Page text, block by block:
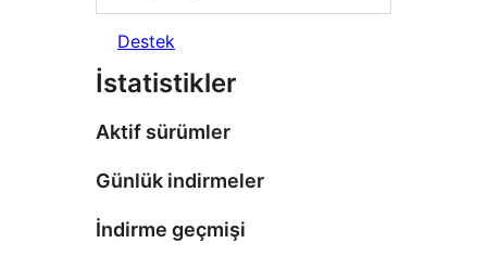
Destek
İstatistikler
Aktif sürümler
Günlük indirmeler
İndirme geçmişi